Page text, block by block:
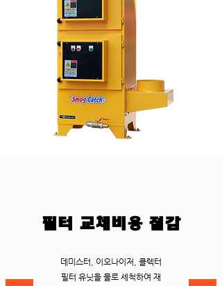
​필터 교체비용 절감
데미스터, 이오나이저, 콜렉터
필터 유닛을 물로 세척하여 재